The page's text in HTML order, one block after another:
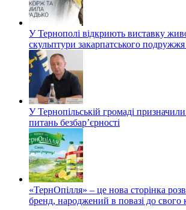
У Тернополі відкриють виставку
скульптури закарпатського
У Тернопільській громаді
питань безбар’єрності
«ТернОпілля» – це нова сторінка
бренд, народжений в повазі до свого